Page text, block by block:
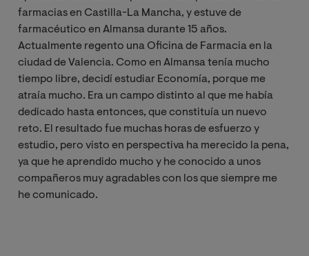
farmacias en Castilla-La Mancha, y estuve de
farmacéutico en Almansa durante 15 años.
Actualmente regento una Oficina de Farmacia en la
ciudad de Valencia. Como en Almansa tenía mucho
tiempo libre, decidí estudiar Economía, porque me
atraía mucho. Era un campo distinto al que me había
dedicado hasta entonces, que constituía un nuevo
reto. El resultado fue muchas horas de esfuerzo y
estudio, pero visto en perspectiva ha merecido la pena,
ya que he aprendido mucho y he conocido a unos
compañeros muy agradables con los que siempre me
he comunicado.